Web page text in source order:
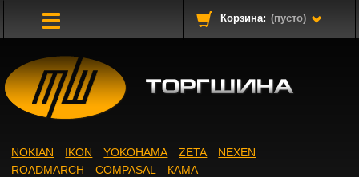
Корзина: (пусто)
NOKIAN IKON YOKOHAMA ZETA
NEXEN
ROADMARCH
COMPASAL КАМА